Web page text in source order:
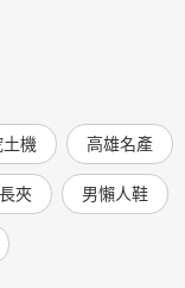
機 高雄名產
夾 男懶人鞋